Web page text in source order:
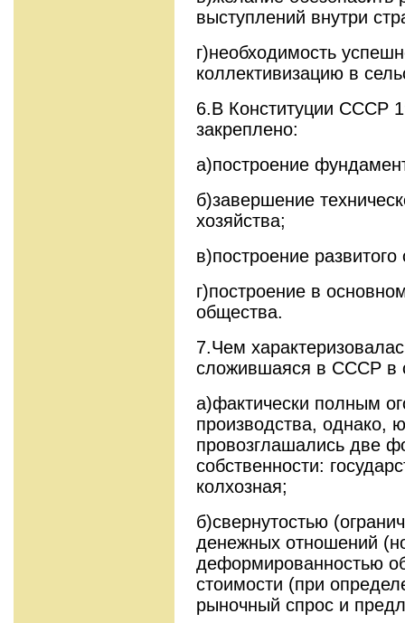
выступлений внутри
г)необходимость
коллективизацию в
6.В Конституции СССР
закреплено:
а)построение
б)завершение
хозяйства;
в)построение
г)построение в
общества.
7.Чем
сложившаяся в СССР в
а)фактически полным
производства, однако,
провозглашались две
собственности:
колхозная;
б)свернутостью
денежных отношений
деформированностью
стоимости (при
рыночный спрос и